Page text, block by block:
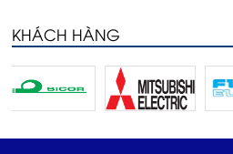
KHÁCH HÀNG